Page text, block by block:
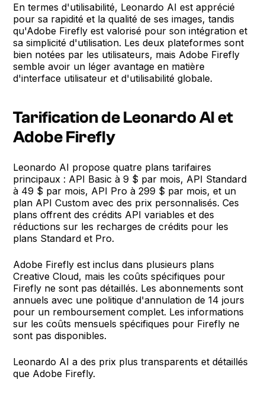
En termes d'utilisabilité, Leonardo AI est apprécié
pour sa rapidité et la qualité de ses images, tandis
qu'Adobe Firefly est valorisé pour son intégration et
sa simplicité d'utilisation. Les deux plateformes sont
bien notées par les utilisateurs, mais Adobe Firefly
semble avoir un léger avantage en matière
d'interface utilisateur et d'utilisabilité globale.
Tarification de Leonardo AI et
Adobe Firefly
Leonardo AI propose quatre plans tarifaires
principaux : API Basic à 9 $ par mois, API Standard
à 49 $ par mois, API Pro à 299 $ par mois, et un
plan API Custom avec des prix personnalisés. Ces
plans offrent des crédits API variables et des
réductions sur les recharges de crédits pour les
plans Standard et Pro.
Adobe Firefly est inclus dans plusieurs plans
Creative Cloud, mais les coûts spécifiques pour
Firefly ne sont pas détaillés. Les abonnements sont
annuels avec une politique d'annulation de 14 jours
pour un remboursement complet. Les informations
sur les coûts mensuels spécifiques pour Firefly ne
sont pas disponibles.
Leonardo AI a des prix plus transparents et détaillés
que Adobe Firefly.